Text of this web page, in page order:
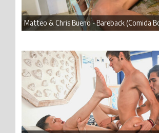
Matteo & Chris Bueno - Bareback (Comida